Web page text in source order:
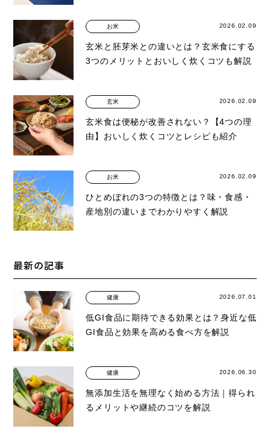
お米 2026.02.09
玄米と胚芽米との違いとは？玄米食にする
3つのメリットとおいしく炊くコツも解説
玄米 2026.02.09
玄米食は便秘が改善されない？【4つの理
由】おいしく炊くコツとレシピも紹介
お米 2026.02.09
ひとめぼれの3つの特徴とは？味・食感・
産地別の違いまでわかりやすく解説
最新の記事
健康 2026.07.01
低GI食品に期待できる効果とは？身近な低
GI食品と効果を高める食べ方を解説
健康 2026.06.30
無添加生活を無理なく始める方法｜得られ
るメリットや継続のコツを解説